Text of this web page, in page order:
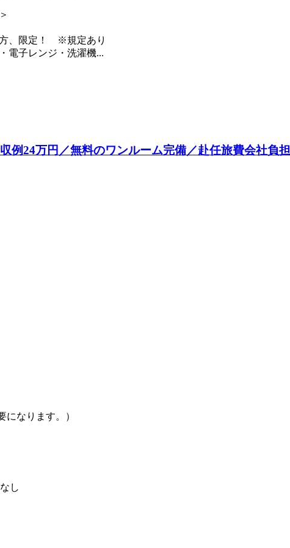
方、限定！ ※規定あり
電子レンジ・洗濯機...
例24万円／無料のワンルーム完備／赴任旅費会社負担
なります。）
し